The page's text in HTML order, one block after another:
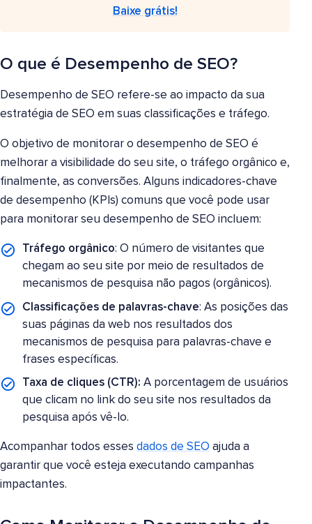
Baixe grátis!
O que é Desempenho de SEO?
Desempenho de SEO refere-se ao impacto da sua
estratégia de SEO em suas classificações e tráfego.
O objetivo de monitorar o desempenho de SEO é
melhorar a visibilidade do seu site, o tráfego orgânico e,
finalmente, as conversões. Alguns indicadores-chave
de desempenho (KPIs) comuns que você pode usar
para monitorar seu desempenho de SEO incluem:
Tráfego orgânico: O número de visitantes que
chegam ao seu site por meio de resultados de
mecanismos de pesquisa não pagos (orgânicos).
Classificações de palavras-chave: As posições das
suas páginas da web nos resultados dos
mecanismos de pesquisa para palavras-chave e
frases específicas.
Taxa de cliques (CTR): A porcentagem de usuários
que clicam no link do seu site nos resultados da
pesquisa após vê-lo.
Acompanhar todos esses dados de SEO ajuda a
garantir que você esteja executando campanhas
impactantes.